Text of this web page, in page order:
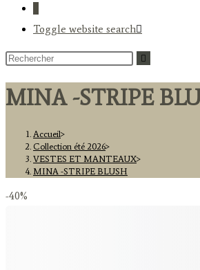
Toggle website search
MINA -STRIPE
Accueil>
Collection été 2026>
VESTES ET MANTEAUX>
MINA -STRIPE BLUSH
-40%